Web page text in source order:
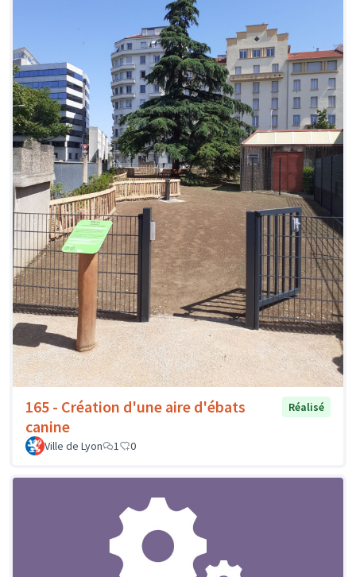
165 - Création d'une aire d'ébats
canine
Réalisé
Ville de Lyon 1 0